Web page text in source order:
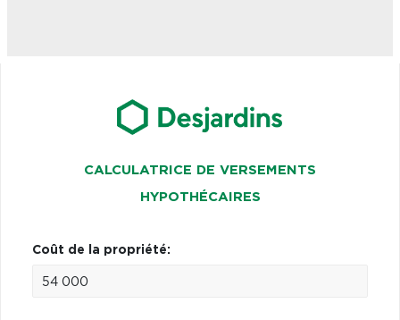
CALCULATRICE DE VERSEMENTS
HYPOTHÉCAIRES
Coût de la propriété: